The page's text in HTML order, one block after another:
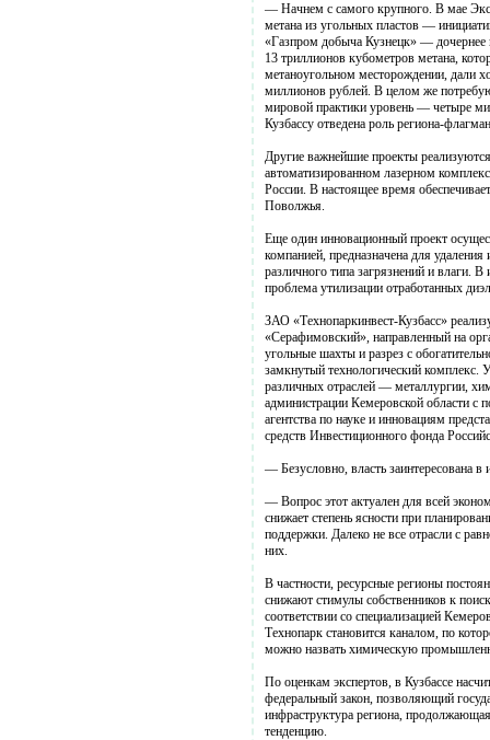
— Начнем с самого крупного. В мае
метана из угольных пластов —
«Газпром добыча Кузнецк» — дочернее
13 триллионов кубометров метана,
метаноугольном месторождении, дали
миллионов рублей. В целом же
мировой практики уровень — четыре
Кузбассу отведена роль региона-
Другие важнейшие проекты
автоматизированном лазерном
России. В настоящее время
Поволжья.
Еще один инновационный проект
компанией, предназначена для
различного типа загрязнений и влаги.
проблема утилизации отработанных
ЗАО «Технопаркинвест-Кузбасс»
«Серафимовский», направленный на
угольные шахты и разрез с
замкнутый технологический комплекс.
различных отраслей — металлургии,
администрации Кемеровской области с
агентства по науке и инновациям
средств Инвестиционного фонда
— Безусловно, власть заинтересована
— Вопрос этот актуален для всей
снижает степень ясности при
поддержки. Далеко не все отрасли с
них.
В частности, ресурсные регионы
снижают стимулы собственников к
соответствии со специализацией
Технопарк становится каналом, по
можно назвать химическую
По оценкам экспертов, в Кузбассе
федеральный закон, позволяющий
инфраструктура региона,
тенденцию.